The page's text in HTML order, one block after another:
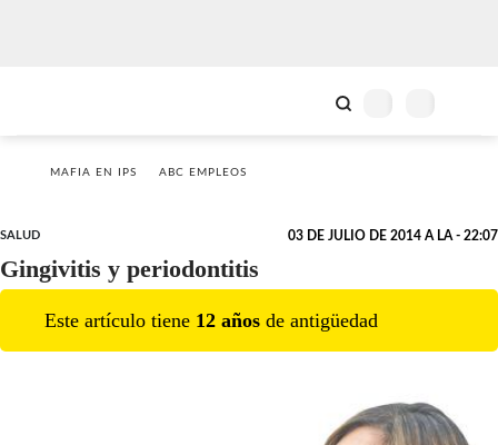
MAFIA EN IPS ABC EMPLEOS
SALUD 03 DE JULIO DE 2014 A LA - 22:07
Gingivitis y periodontitis
Este artículo tiene 12 años de antigüedad